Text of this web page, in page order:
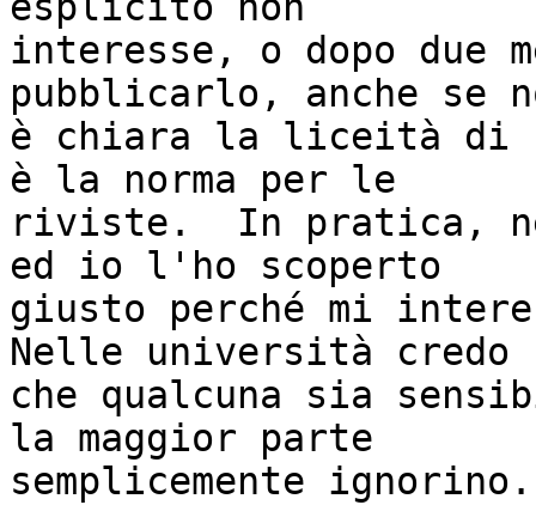
interesse, o dopo due
pubblicarlo, anche se
è chiara la liceità di
è la norma per le
riviste.  In pratica,
ed io l'ho scoperto
giusto perché mi
Nelle università credo
che qualcuna sia
la maggior parte
semplicemente ignorino.